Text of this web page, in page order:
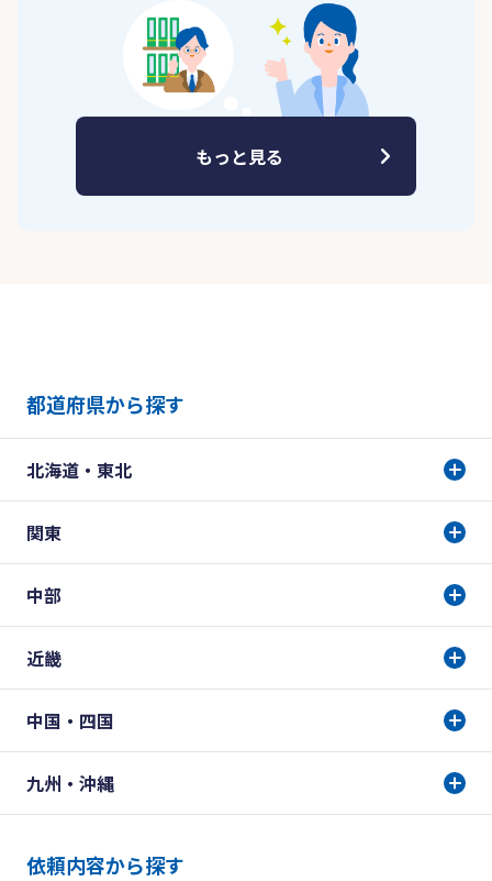
もっと見る
都道府県から探す
北海道・東北
関東
中部
近畿
中国・四国
九州・沖縄
依頼内容から探す